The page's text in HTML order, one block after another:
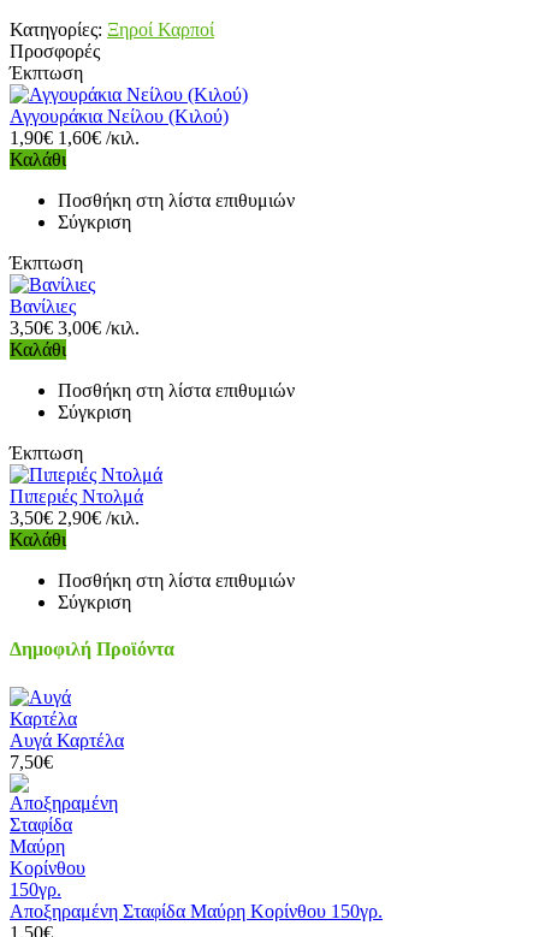
Κατηγορίες: Ξηροί Καρποί
Προσφορές
Έκπτωση
Αγγουράκια Νείλου (Κιλού)
1,90€ 1,60€ /κιλ.
Καλάθι
Ποσθήκη στη λίστα επιθυμιών
Σύγκριση
Έκπτωση
Βανίλιες
3,50€ 3,00€ /κιλ.
Καλάθι
Ποσθήκη στη λίστα επιθυμιών
Σύγκριση
Έκπτωση
Πιπεριές Ντολμά
3,50€ 2,90€ /κιλ.
Καλάθι
Ποσθήκη στη λίστα επιθυμιών
Σύγκριση
Δημοφιλή Προϊόντα
Αυγά Καρτέλα
7,50€
Αποξηραμένη Σταφίδα Μαύρη Κορίνθου 150γρ.
1,50€